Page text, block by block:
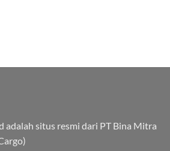
adalah situs resmi dari PT Bina Mitra